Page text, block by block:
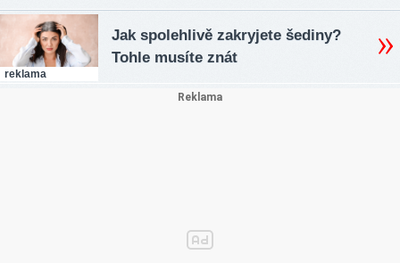
reklama
Jak spolehlivě zakryjete šediny?
Tohle musíte znát